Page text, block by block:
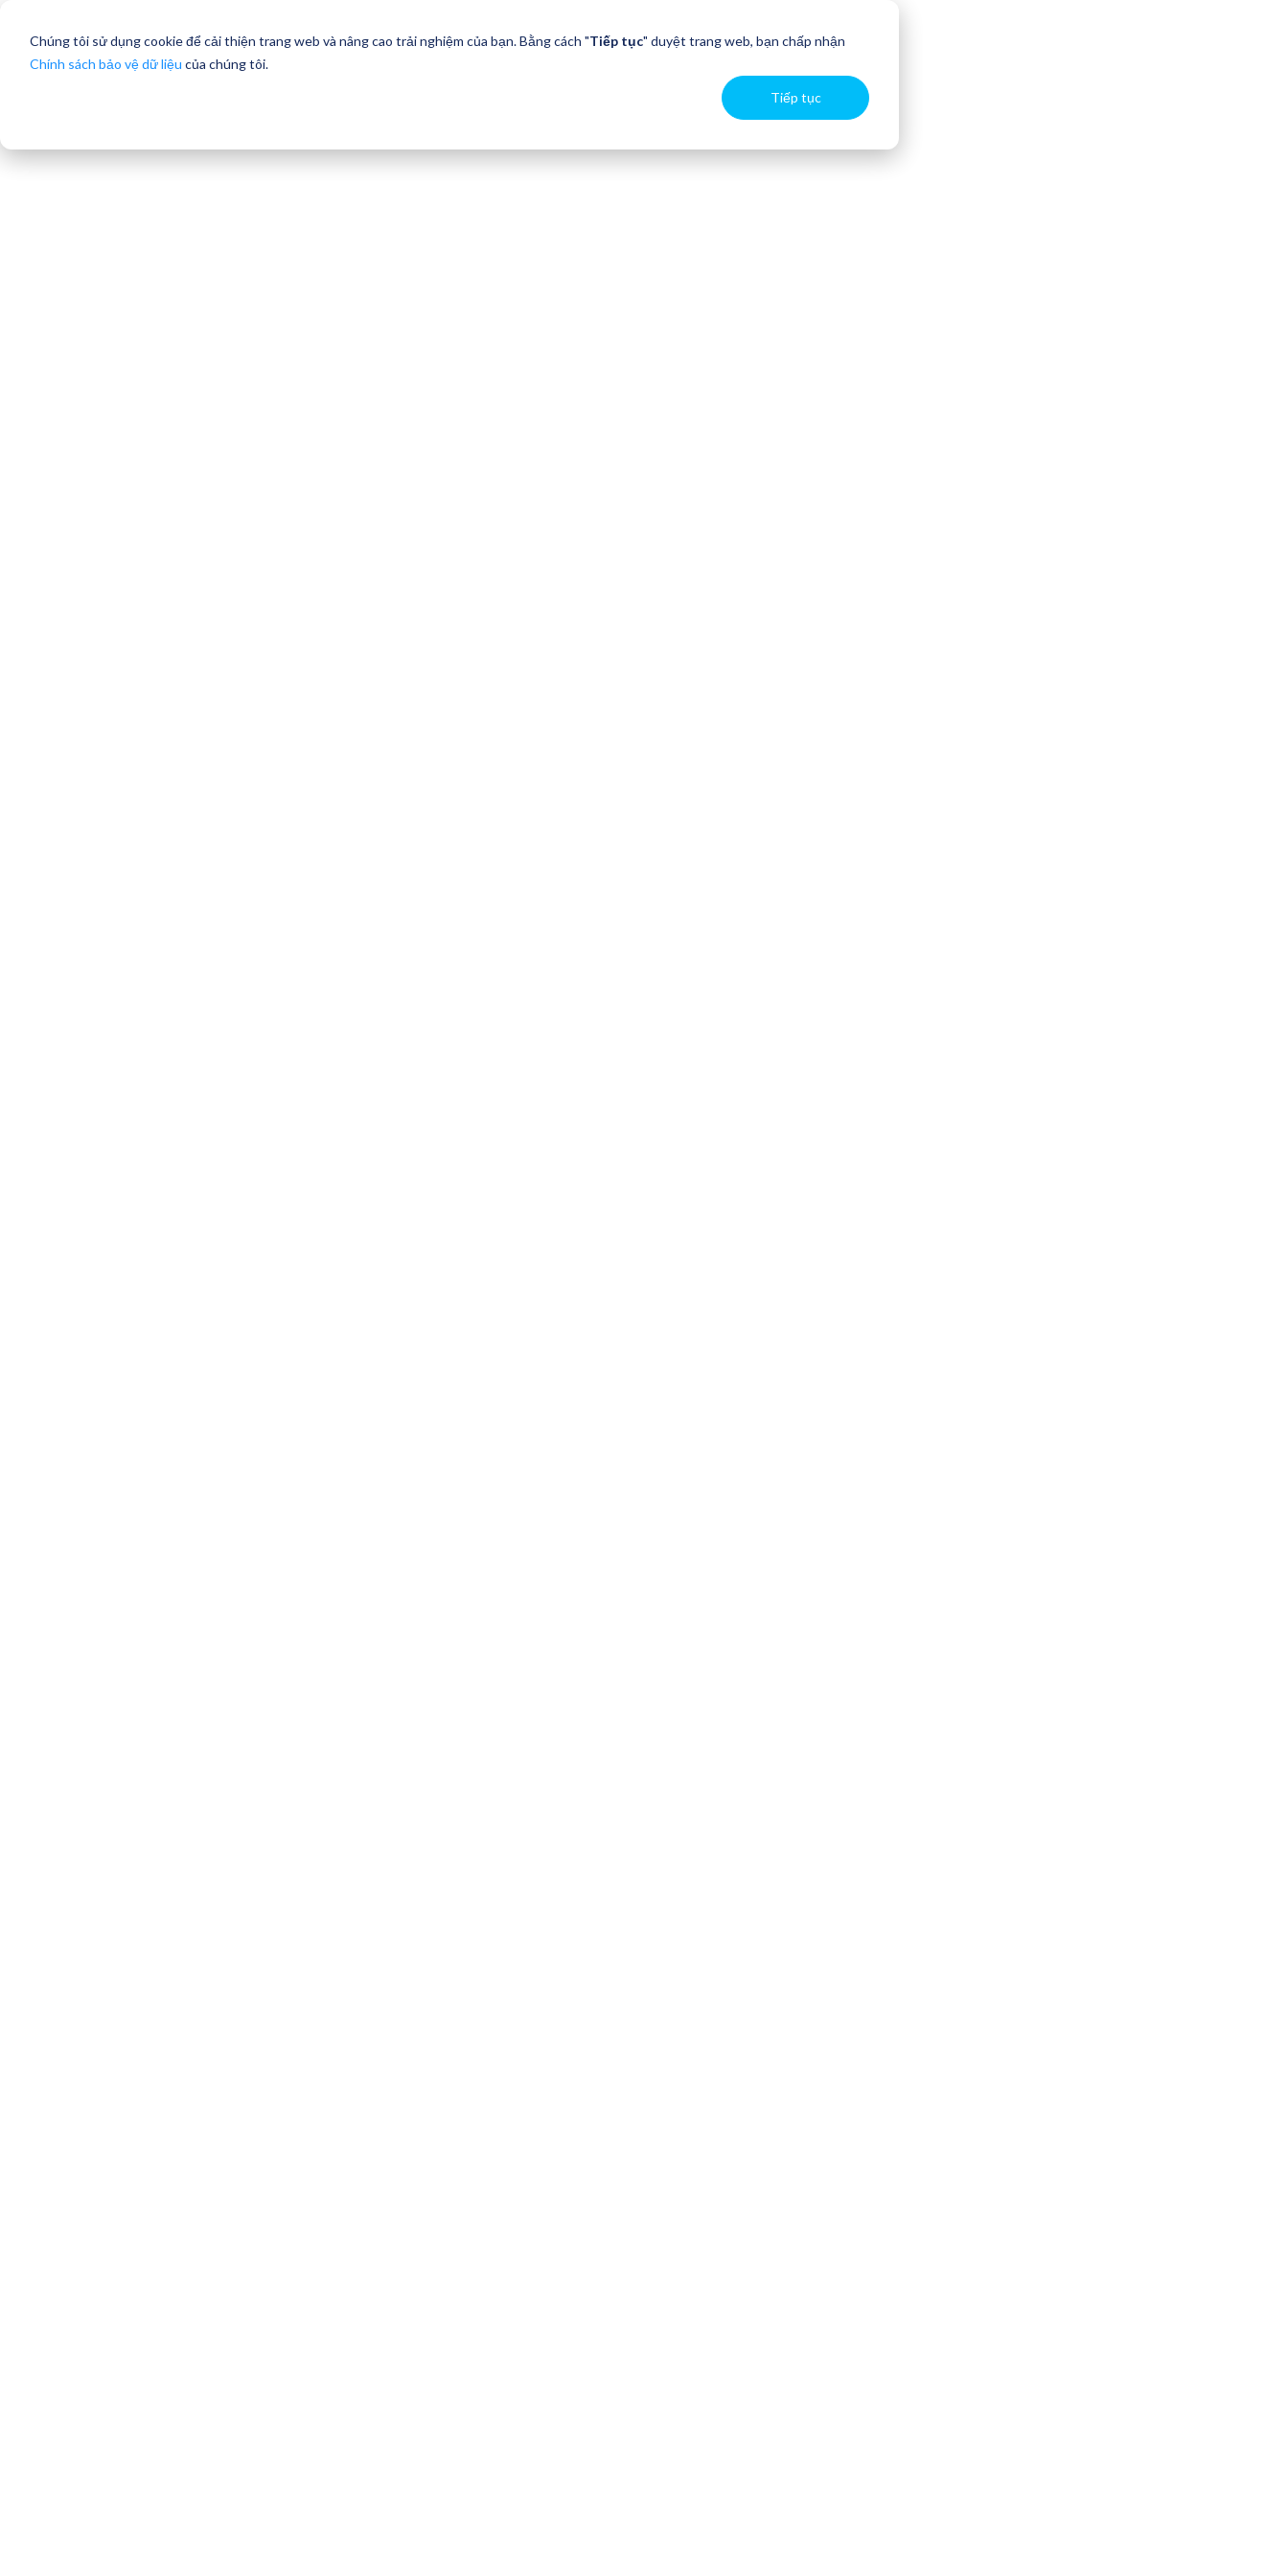
Chúng tôi sử dụng cookie để cải thiện trang web và nâng cao trải nghiệm của bạn. Bằng cách "Tiếp tục" duyệt trang web, bạn chấp nhận
Chính sách bảo vệ dữ liệu của chúng tôi.
Tiếp tục